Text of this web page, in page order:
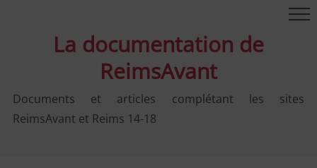
La documentation de
ReimsAvant
Documents et articles complétant les sites
ReimsAvant et Reims 14-18